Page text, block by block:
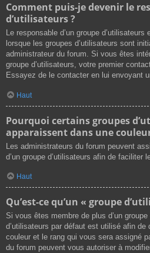
Comment puis-je devenir le
d’utilisateurs ?
Le responsable d’un groupe
lorsque les groupes d’utilisateurs sont
administrateur du forum. Si vous êtes
groupe d’utilisateurs, votre premier
Essayez de le contacter en lui envoyant
Haut
Pourquoi certains groupes
apparaissent dans une
Les administrateurs du forum peuvent
d’un groupe d’utilisateurs afin de faciliter
Haut
Qu’est-ce qu’un « groupe
Si vous êtes membre de plus d’un
d’utilisateurs par défaut est utilisé afin de
couleur et le rang qui vous sera assigné
du forum peuvent vous autoriser à